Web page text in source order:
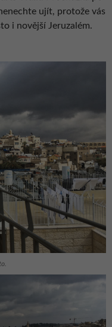
ujít, protože vás
i novější Jeruzalém.